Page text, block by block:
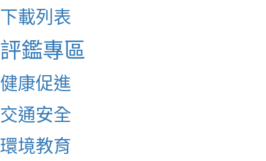
下載列表
評鑑專區
健康促進
交通安全
環境教育